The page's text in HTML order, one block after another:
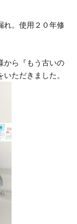
れ。使用２０年修
から『もう古いの
ただきました。